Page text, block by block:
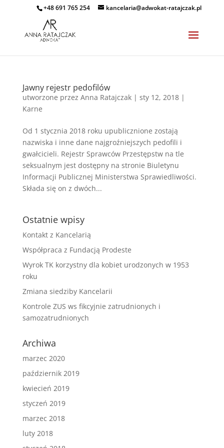
+48 691 765 254 kancelaria@adwokat-ratajczak.pl
Jawny rejestr pedofilów
utworzone przez Anna Ratajczak| sty 12, 2018|
Karne
Od 1 stycznia 2018 roku upublicznione zostają
nazwiska i inne dane najgroźniejszych pedofili i
gwałcicieli. Rejestr Sprawców Przestępstw na tle
seksualnym jest dostępny na stronie Biuletynu
Informacji Publicznej Ministerstwa Sprawiedliwości.
Składa się on z dwóch...
Ostatnie wpisy
Kontakt z Kancelarią
Współpraca z Fundacją Prodeste
Wyrok TK korzystny dla kobiet urodzonych w 1953
roku
Zmiana siedziby Kancelarii
Kontrole ZUS ws fikcyjnie zatrudnionych i
samozatrudnionych
Archiwa
marzec 2020
październik 2019
kwiecień 2019
styczeń 2019
marzec 2018
luty 2018